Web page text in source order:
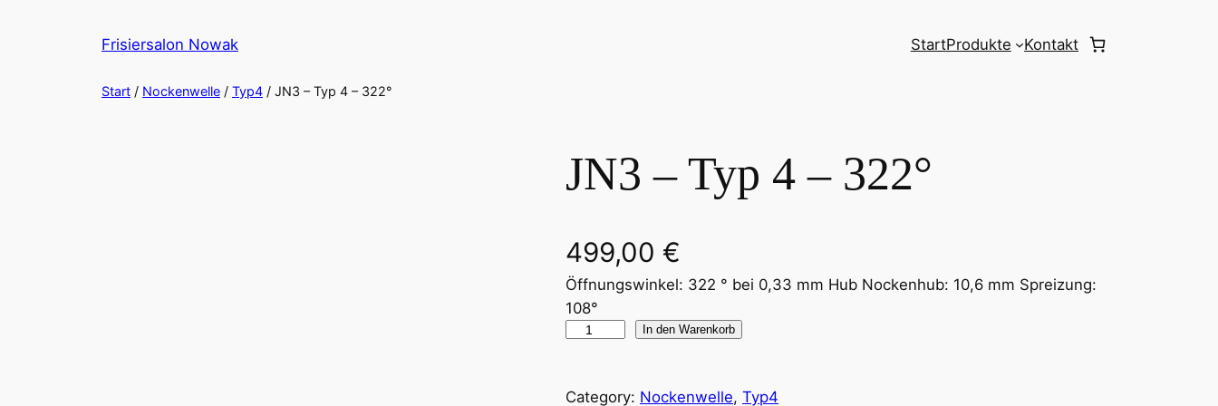
Frisiersalon Nowak StartProdukte Kontakt
Start / Nockenwelle / Typ4 / JN3 – Typ 4 – 322°
JN3 – Typ 4 – 322°
499,00 €
Öffnungswinkel: 322 ° bei 0,33 mm Hub Nockenhub: 10,6 mm Spreizung:
108°
–
In den Warenkorb
Category: Nockenwelle, Typ4